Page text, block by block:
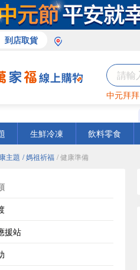
到店取貨
中元拜拜
生鮮冷凍 飲料零食
主題 / 媽祖祈福 / 健康準備
援站